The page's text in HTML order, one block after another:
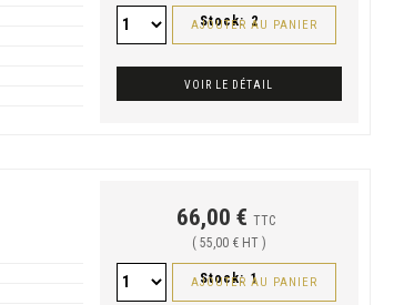
Stock: 2
AJOUTER AU PANIER
VOIR LE DÉTAIL
66,00 € TTC
( 55,00 € HT )
Stock: 1
AJOUTER AU PANIER